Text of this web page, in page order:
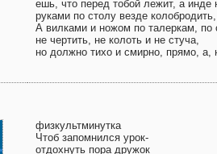
ешь, что перед тобой лежит, а инде
руками по столу везде
А вилками и ножом по талеркам, по
не чертить, не колоть и не стуча,
но должно тихо и смирно, прямо, а,
физкультминутка
Чтоб запомнился урок-
отдохнуть пора дружок